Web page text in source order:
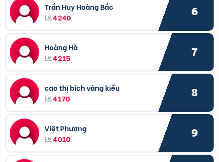
Trần Huy Hoàng Bắc
4240
6
Hoàng Hà
4215
7
cao thị bích vâng kiều
4170
8
Việt Phương
4010
9